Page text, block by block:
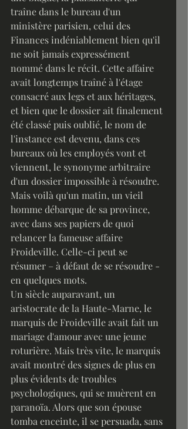
traîne dans le bureau d'un
ministère parisien, celui des
Finances indéniablement bien qu'il
ne soit jamais expressément
nommé dans le récit. Cette affaire
avait longtemps traîné à l'étage
consacré aux legs et aux héritages,
et bien que le dossier ait finalement
été classé puis oublié, le nom de
l'instance est devenu, dans ces
bureaux où les employés vont et
viennent, le synonyme arbitraire
d'un dossier impossible à résoudre.
Mais voilà qu'un matin, un vieil
homme débarque de sa province,
avec dans ses papiers de quoi
relancer la fameuse affaire
Froideville. Celle-ci peut se
résumer – à défaut de se résoudre -
en quelques mots.
Un siècle auparavant, un
aristocrate de la Haute-Marne, le
marquis de Froideville avait fait un
mariage d'amour avec une jeune
roturière. Mais très vite, le marquis
avait montré des signes de plus en
plus évidents de troubles
psychologiques, qui se muèrent en
paranoïa. Alors que son épouse
tomba enceinte, il se persuada, sans